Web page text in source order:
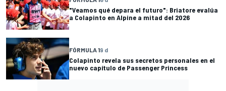
"Veamos qué depara el futuro": Briatore evalúa
a Colapinto en Alpine a mitad del 2026
FÓRMULA 19 d
Colapinto revela sus secretos personales en el
nuevo capítulo de Passenger Princess